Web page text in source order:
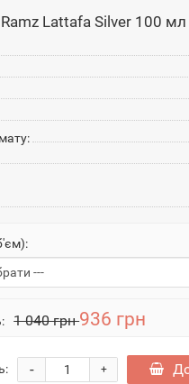
Lattafa Silver 100 мл
1 040 грн936 грн
+
-